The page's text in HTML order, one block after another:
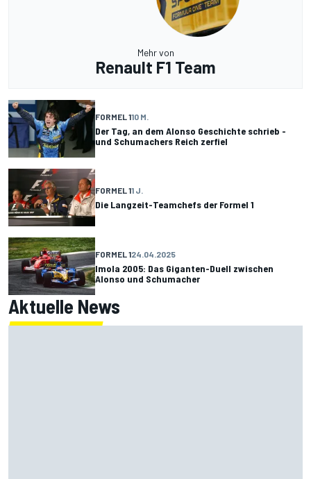
Mehr von
Renault F1 Team
FORMEL 110 M.
Der Tag, an dem Alonso Geschichte schrieb -
und Schumachers Reich zerfiel
FORMEL 11 J.
Die Langzeit-Teamchefs der Formel 1
FORMEL 124.04.2025
Imola 2005: Das Giganten-Duell zwischen
Alonso und Schumacher
Aktuelle News